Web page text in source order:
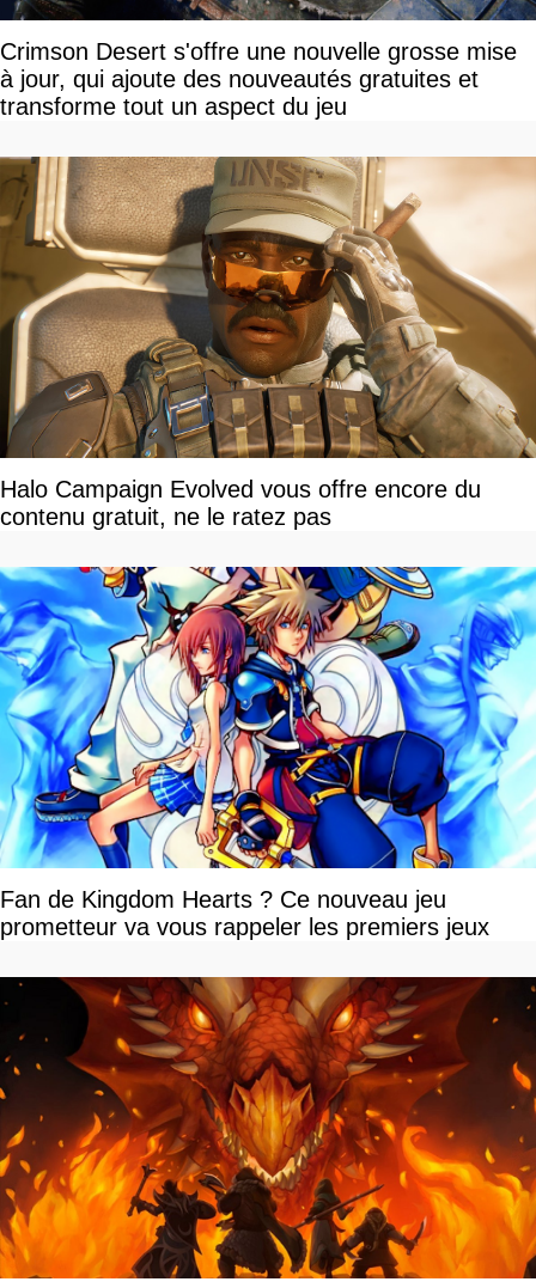
Crimson Desert s'offre une nouvelle grosse mise
à jour, qui ajoute des nouveautés gratuites et
transforme tout un aspect du jeu
Halo Campaign Evolved vous offre encore du
contenu gratuit, ne le ratez pas
Fan de Kingdom Hearts ? Ce nouveau jeu
prometteur va vous rappeler les premiers jeux